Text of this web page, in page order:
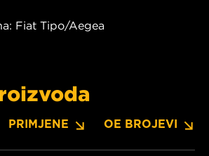
Fiat Tipo/Aegea
PRIMJENE OE BROJEVI